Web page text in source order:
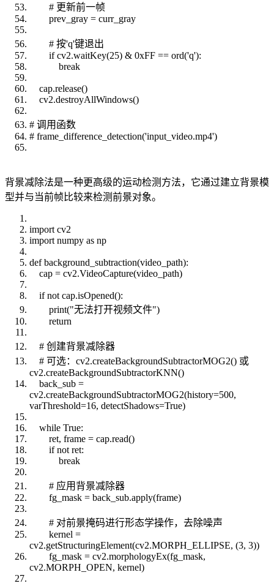
# 更新前一帧
prev_gray = curr_gray
# 按'q'键退出
if cv2.waitKey(25) & 0xFF == ord('q'):
break
cap.release()
cv2.destroyAllWindows()
# 调用函数
# frame_difference_detection('input_video.mp4')
背景减除法是一种更高级的运动检测方法，它通过建立背景模
型并与当前帧比较来检测前景对象。
import cv2
import numpy as np
def background_subtraction(video_path):
cap = cv2.VideoCapture(video_path)
if not cap.isOpened():
print("无法打开视频文件")
return
# 创建背景减除器
# 可选：cv2.createBackgroundSubtractorMOG2() 或
cv2.createBackgroundSubtractorKNN()
back_sub =
cv2.createBackgroundSubtractorMOG2(history=500,
varThreshold=16, detectShadows=True)
while True:
ret, frame = cap.read()
if not ret:
break
# 应用背景减除器
fg_mask = back_sub.apply(frame)
# 对前景掩码进行形态学操作，去除噪声
kernel =
cv2.getStructuringElement(cv2.MORPH_ELLIPSE, (3, 3))
fg_mask = cv2.morphologyEx(fg_mask,
cv2.MORPH_OPEN, kernel)